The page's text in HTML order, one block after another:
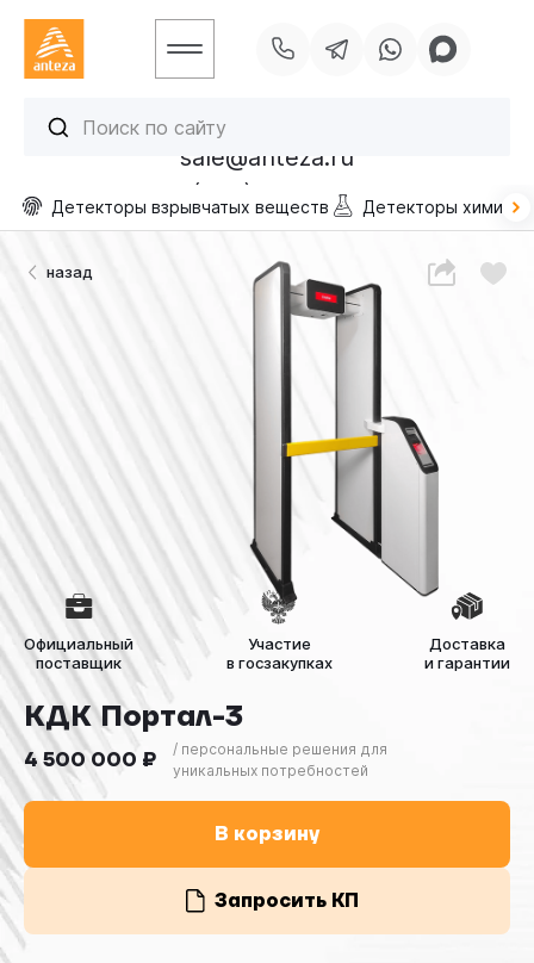
УСЛУГИ
ОТРАСЛИ
ПРОЕКТЫ
БЛОГ
КОНТАКТЫ
sale@anteza.ru
+7 (495) 256-13-40
Детекторы взрывчатых веществ Детекторы
назад
КДК Портал-3
4 500 000 ₽
/ персональные решения для
уникальных потребностей
В корзину
Запросить КП
Официальный
поставщик
Участие
в госзакупках
Доставка
и гарантии